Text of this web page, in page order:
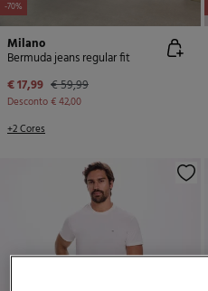
-70%
Milano
Bermuda jeans regular fit
€ 17,99 € 59,99
Desconto€ 42,00
+2 Cores